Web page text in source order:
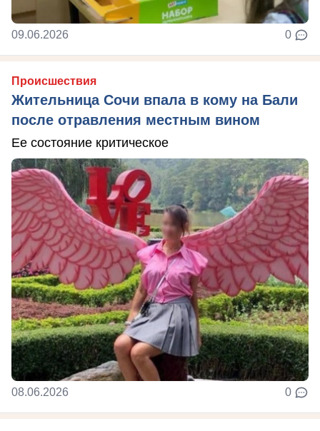
09.06.2026 0
Происшествия
Жительница Сочи впала в кому на Бали
после отравления местным вином
Ее состояние критическое
08.06.2026 0